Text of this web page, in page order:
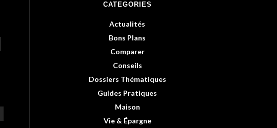
CATEGORIES
Actualités
Bons Plans
Comparer
Conseils
Dossiers Thématiques
Guides Pratiques
Maison
Vie & Épargne